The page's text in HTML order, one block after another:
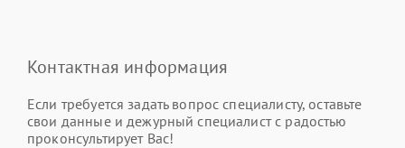
Контактная информация
Если требуется задать вопрос специалисту, оставьте
свои данные и дежурный специалист с радостью
проконсультирует Вас!